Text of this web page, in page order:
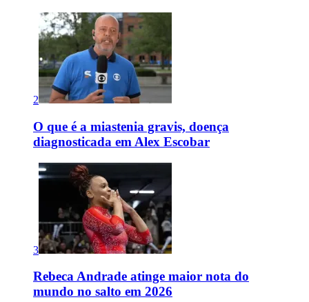
2
O que é a miastenia gravis, doença
diagnosticada em Alex Escobar
3
Rebeca Andrade atinge maior nota do
mundo no salto em 2026